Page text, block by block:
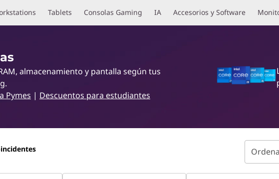
Tablets Consolas Gaming IA Accesorios y Software
almacenamiento y pantalla según tus
Pymes | Descuentos para estudiantes